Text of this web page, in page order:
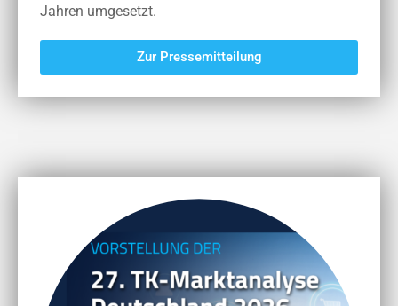
Jahren umgesetzt.
Zur Pressemitteilung